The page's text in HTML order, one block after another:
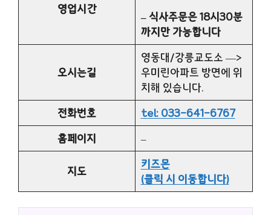
영업시간
– 식사주문은 18시30분
까지만 가능합니다
오시는길
영동대/강릉교도소 —>
우미린아파트 방면에 위
치해 있습니다.
전화번호
tel: 033-641-6767
홈페이지
–
지도
키즈몬
(클릭 시 이동합니다)